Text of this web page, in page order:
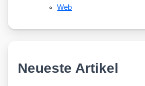
Web
Neueste Artikel